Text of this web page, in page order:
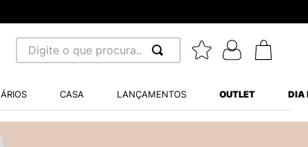
Digite o que procura...
CASA LANÇAMENTOS OUTLET DIA
BALANCE 530
BABY